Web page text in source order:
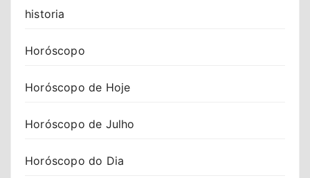
historia
Horóscopo
Horóscopo de Hoje
Horóscopo de Julho
Horóscopo do Dia